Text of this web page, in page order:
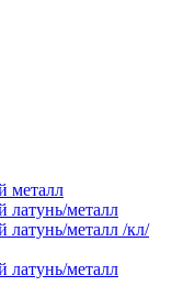
металл
металл
металл /кл/
металл